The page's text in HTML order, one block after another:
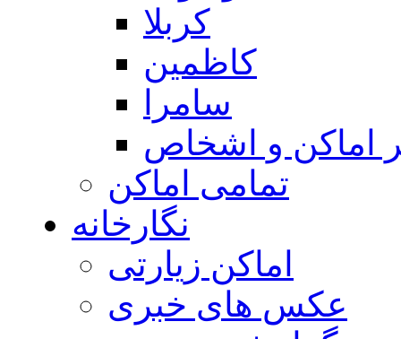
كربلا
كاظمين
سامرا
اماكن و اشخاص
تمامی اماکن
نگارخانه
اماکن زیارتی
عکس های خبری